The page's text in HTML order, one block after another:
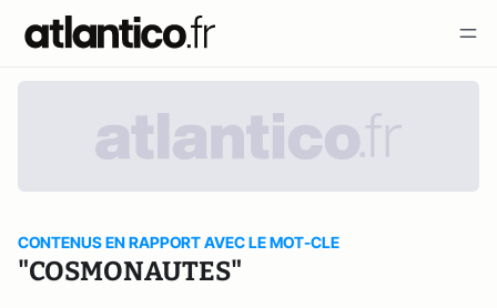
CONTENUS EN RAPPORT AVEC LE MOT-CLE
"COSMONAUTES"